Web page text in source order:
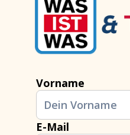
Vorname
E-Mail